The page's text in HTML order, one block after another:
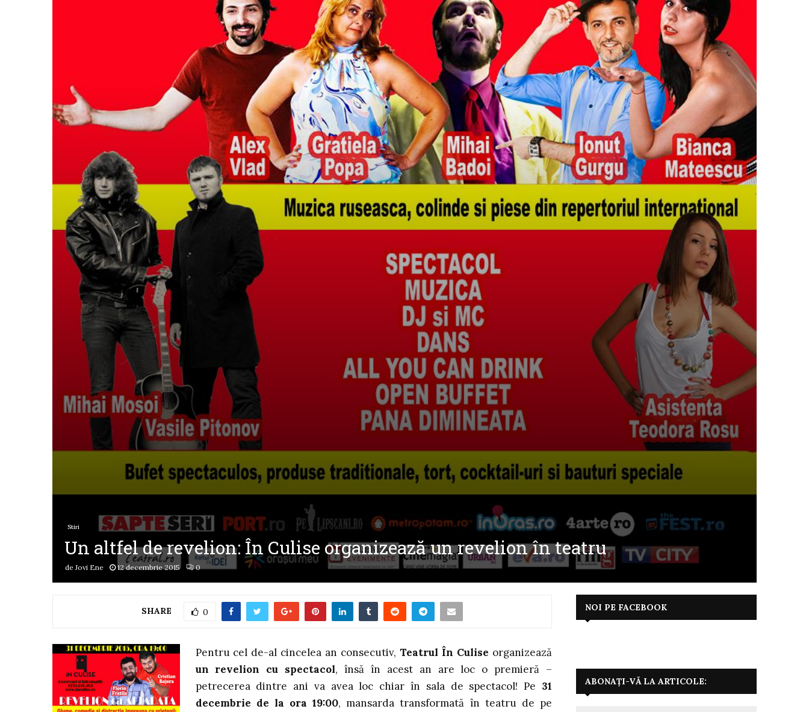
Stiri
Un altfel de revelion: În Culise organizează un revelion în teatru
deJovi Ene 12 decembrie 2015 0
SHARE 0
Pentru cel de-al cincelea an consecutiv,Teatrul În Culise organizează
un revelion cu spectacol, însă în acest an are loc o premieră –
petrecerea dintre ani va avea loc chiar în sala de spectacol! Pe 31
decembrie de la ora 19:00, mansarda transformată în teatru de pe
NOI PE FACEBOOK
ABONAȚI-VĂ LA ARTICOLE: